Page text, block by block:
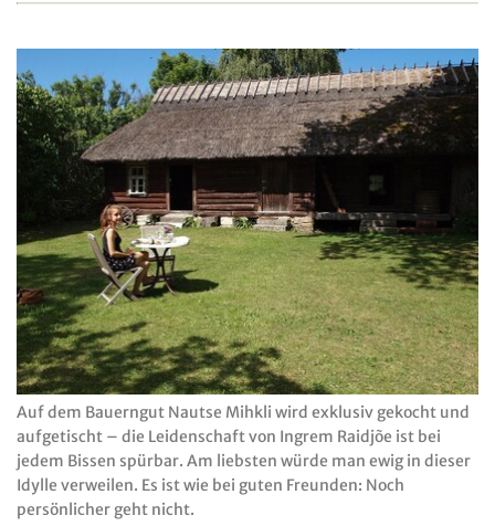
Auf dem Bauerngut Nautse Mihkli wird exklusiv gekocht und
aufgetischt – die Leidenschaft von Ingrem Raidjõe ist bei
jedem Bissen spürbar. Am liebsten würde man ewig in dieser
Idylle verweilen. Es ist wie bei guten Freunden: Noch
persönlicher geht nicht.